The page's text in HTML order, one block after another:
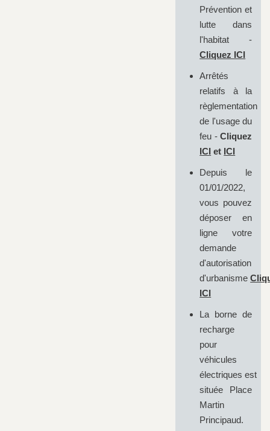
Prévention et
lutte dans
l'habitat -
Cliquez ICI
Arrêtés
relatifs à la
règlementation
de l'usage du
feu -Cliquez
ICI et ICI
Depuis le
01/01/2022,
vous pouvez
déposer en
ligne votre
demande
d'autorisation
d'urbanisme
ICI
La borne de
recharge
pour
véhicules
électriques est
située Place
Martin
Principaud.